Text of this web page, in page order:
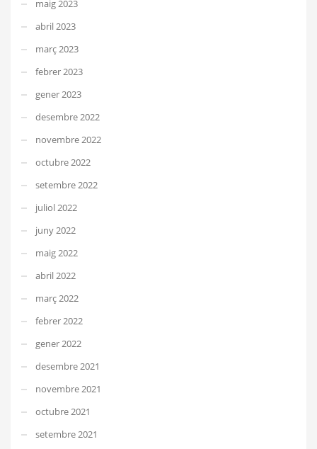
maig 2023
abril 2023
març 2023
febrer 2023
gener 2023
desembre 2022
novembre 2022
octubre 2022
setembre 2022
juliol 2022
juny 2022
maig 2022
abril 2022
març 2022
febrer 2022
gener 2022
desembre 2021
novembre 2021
octubre 2021
setembre 2021